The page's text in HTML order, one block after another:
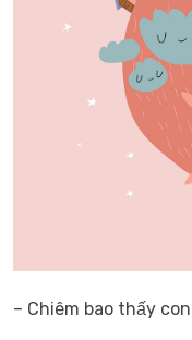
– Chiêm bao thấy